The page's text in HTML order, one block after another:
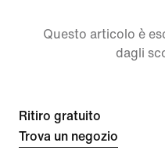
Questo articolo è
dagli
Ritiro gratuito
Trova un negozio